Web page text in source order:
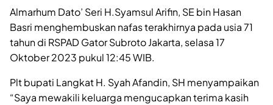
Almarhum Dato’ Seri H.Syamsul Arifin, SE bin Hasan
Basri menghembuskan nafas terakhirnya pada usia 71
tahun di RSPAD Gator Subroto Jakarta, selasa 17
Oktober 2023 pukul 12:45 WIB.
Plt bupati Langkat H. Syah Afandin, SH menyampaikan
“Saya mewakili keluarga mengucapkan terima kasih